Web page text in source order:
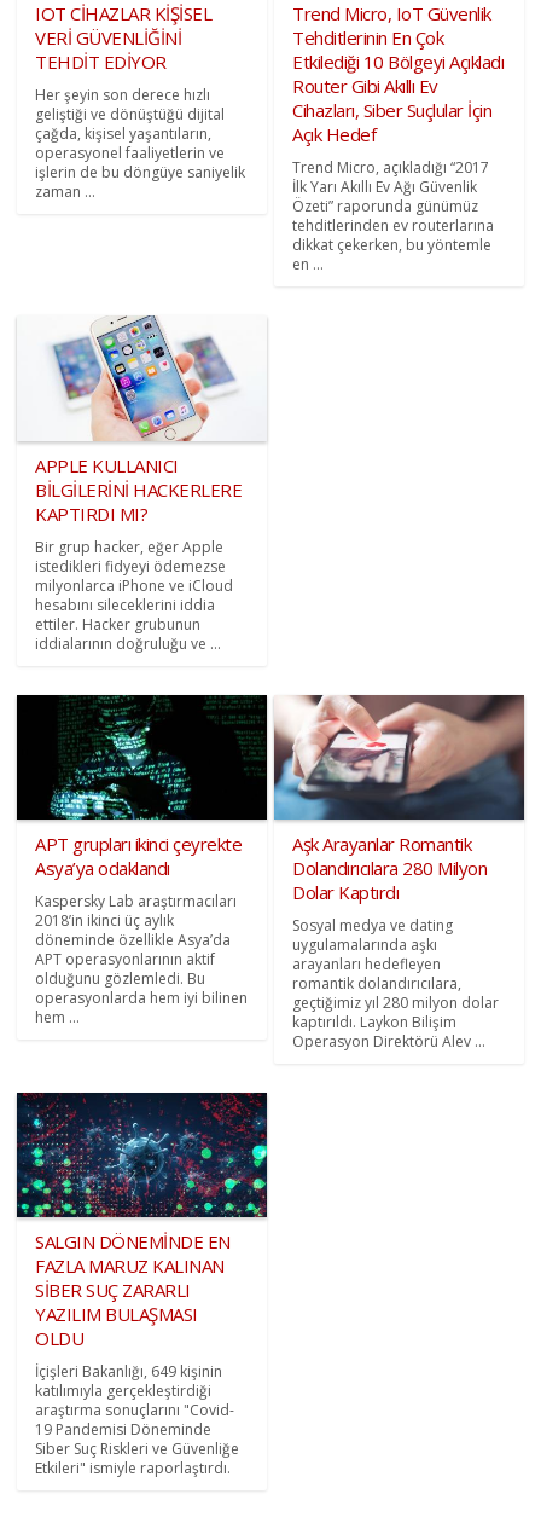
IOT CİHAZLAR KİŞİSEL
VERİ GÜVENLİĞİNİ
TEHDİT EDİYOR
Her şeyin son derece hızlı
geliştiği ve dönüştüğü dijital
çağda, kişisel yaşantıların,
operasyonel faaliyetlerin ve
işlerin de bu döngüye saniyelik
zaman ...
Trend Micro, IoT Güvenlik
Tehditlerinin En Çok
Etkilediği 10 Bölgeyi Açıkladı
Router Gibi Akıllı Ev
Cihazları, Siber Suçlular İçin
Açık Hedef
Trend Micro, açıkladığı “2017
İlk Yarı Akıllı Ev Ağı Güvenlik
Özeti” raporunda günümüz
tehditlerinden ev routerlarına
dikkat çekerken, bu yöntemle
en ...
APPLE KULLANICI
BİLGİLERİNİ HACKERLERE
KAPTIRDI MI?
Bir grup hacker, eğer Apple
istedikleri fidyeyi ödemezse
milyonlarca iPhone ve iCloud
hesabını sileceklerini iddia
ettiler. Hacker grubunun
iddialarının doğruluğu ve ...
APT grupları ikinci çeyrekte
Asya’ya odaklandı
Kaspersky Lab araştırmacıları
2018’in ikinci üç aylık
döneminde özellikle Asya’da
APT operasyonlarının aktif
olduğunu gözlemledi. Bu
operasyonlarda hem iyi bilinen
hem ...
Aşk Arayanlar Romantik
Dolandırıcılara 280 Milyon
Dolar Kaptırdı
Sosyal medya ve dating
uygulamalarında aşkı
arayanları hedefleyen
romantik dolandırıcılara,
geçtiğimiz yıl 280 milyon dolar
kaptırıldı. Laykon Bilişim
Operasyon Direktörü Alev ...
SALGIN DÖNEMİNDE EN
FAZLA MARUZ KALINAN
SİBER SUÇ ZARARLI
YAZILIM BULAŞMASI
OLDU
İçişleri Bakanlığı, 649 kişinin
katılımıyla gerçekleştirdiği
araştırma sonuçlarını "Covid-
19 Pandemisi Döneminde
Siber Suç Riskleri ve Güvenliğe
Etkileri" ismiyle raporlaştırdı.